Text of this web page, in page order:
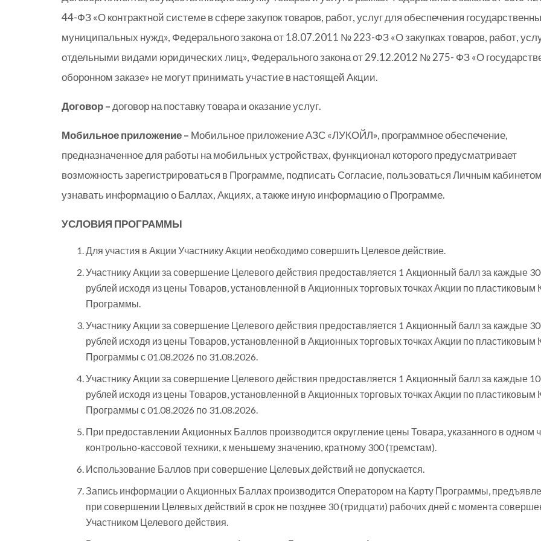
44-ФЗ «О контрактной системе в сфере закупок товаров, работ, услуг для обеспечения
муниципальных нужд», Федерального закона от 18.07.2011 № 223-ФЗ «О закупках товаров, работ,
отдельными видами юридических лиц», Федерального закона от 29.12.2012 № 275- ФЗ «О
оборонном заказе» не могут принимать участие в настоящей Акции.
Договор – договор на поставку товара и оказание услуг.
Мобильное приложение – Мобильное приложение АЗС «ЛУКОЙЛ», программное обеспечение,
предназначенное для работы на мобильных устройствах, функционал которого предусматривает
возможность зарегистрироваться в Программе, подписать Согласие, пользоваться Личным
узнавать информацию о Баллах, Акциях, а также иную информацию о Программе.
УСЛОВИЯ ПРОГРАММЫ
Для участия в Акции Участнику Акции необходимо совершить Целевое действие.
Участнику Акции за совершение Целевого действия предоставляется 1 Акционный балл за каждые
рублей исходя из цены Товаров, установленной в Акционных торговых точках Акции по пластиковым
Программы.
Участнику Акции за совершение Целевого действия предоставляется 1 Акционный балл за каждые
рублей исходя из цены Товаров, установленной в Акционных торговых точках Акции по пластиковым
Программы с 01.08.2026 по 31.08.2026.
Участнику Акции за совершение Целевого действия предоставляется 1 Акционный балл за каждые
рублей исходя из цены Товаров, установленной в Акционных торговых точках Акции по пластиковым
Программы с 01.08.2026 по 31.08.2026.
При предоставлении Акционных Баллов производится округление цены Товара, указанного в одном
контрольно-кассовой техники, к меньшему значению, кратному 300 (тремстам).
Использование Баллов при совершение Целевых действий не допускается.
Запись информации о Акционных Баллах производится Оператором на Карту Программы,
при совершении Целевых действий в срок не позднее 30 (тридцати) рабочих дней с момента
Участником Целевого действия.